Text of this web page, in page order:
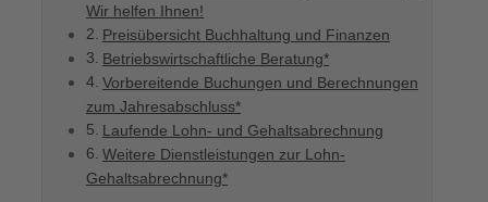
Wir helfen Ihnen!
Preisübersicht Buchhaltung und Finanzen
Betriebswirtschaftliche Beratung*
Vorbereitende Buchungen und Berechnungen
zum Jahresabschluss*
Laufende Lohn- und Gehaltsabrechnung
Weitere Dienstleistungen zur Lohn-
Gehaltsabrechnung*